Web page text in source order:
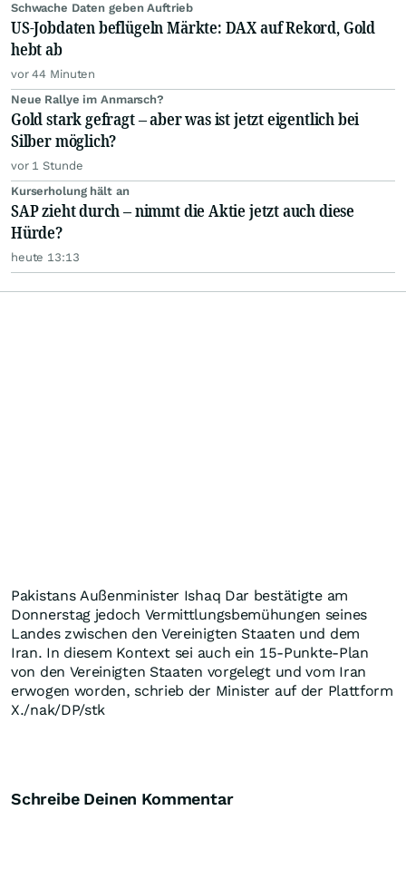
Schwache Daten geben Auftrieb
US-Jobdaten beflügeln Märkte: DAX auf Rekord, Gold
hebt ab
vor 44 Minuten
Neue Rallye im Anmarsch?
Gold stark gefragt – aber was ist jetzt eigentlich bei
Silber möglich?
vor 1 Stunde
Kurserholung hält an
SAP zieht durch – nimmt die Aktie jetzt auch diese
Hürde?
heute 13:13
Pakistans Außenminister Ishaq Dar bestätigte am
Donnerstag jedoch Vermittlungsbemühungen seines
Landes zwischen den Vereinigten Staaten und dem
Iran. In diesem Kontext sei auch ein 15-Punkte-Plan
von den Vereinigten Staaten vorgelegt und vom Iran
erwogen worden, schrieb der Minister auf der Plattform
X./nak/DP/stk
Schreibe Deinen Kommentar